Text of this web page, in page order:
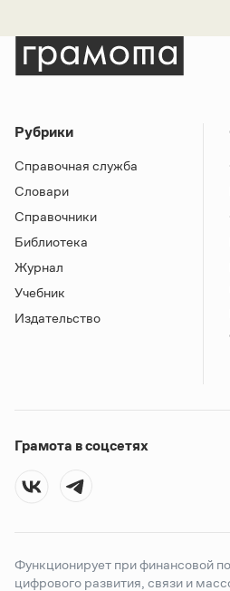
Рубрики
Справочная служба
Словари
Справочники
Библиотека
Журнал
Учебник
Издательство
Грамота в соцсетях
Функционирует при финансовой
цифрового развития, связи и